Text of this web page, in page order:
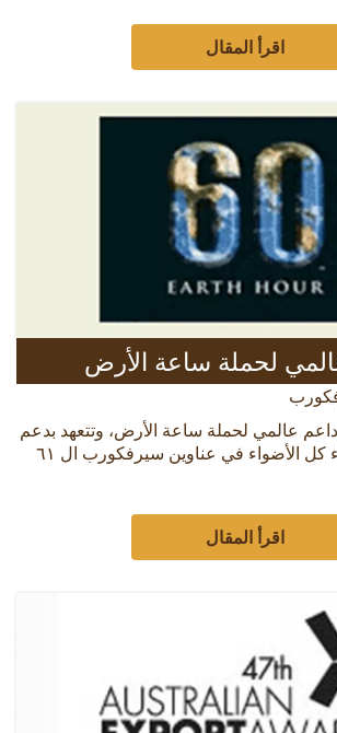
اقرأ المقال
لحملة ساعة الأرض
عالمي لحملة ساعة الأرض، وتتعهد بدعم
ساعة الأرض وإطفاء كل الأضواء في عناوين سيرفكورب ال ٦١
اقرأ المقال